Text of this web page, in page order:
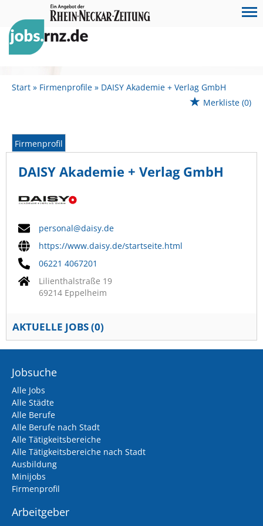
Start Firmenprofile
DAISY Akademie + Verlag GmbH
Merkliste (0)
Firmenprofil
DAISY Akademie + Verlag GmbH
personal@daisy.de
https://www.daisy.de/startseite.html
06221 4067201
Lilienthalstraße 19
69214 Eppelheim
AKTUELLE JOBS (0)
Jobsuche
Alle Jobs
Alle Städte
Alle Berufe
Alle Berufe nach Stadt
Alle Tätigkeitsbereiche
Alle Tätigkeitsbereiche nach Stadt
Ausbildung
Minijobs
Firmenprofil
Arbeitgeber